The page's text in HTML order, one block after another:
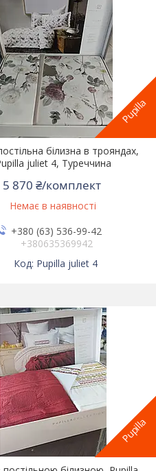
Pupilla
білизна в трояндах,
juliet 4, Туреччина
5 870 ₴/комплект
Немає в наявності
+380 (63) 536-99-42
+380635369942
Pupilla juliet 4
Pupilla